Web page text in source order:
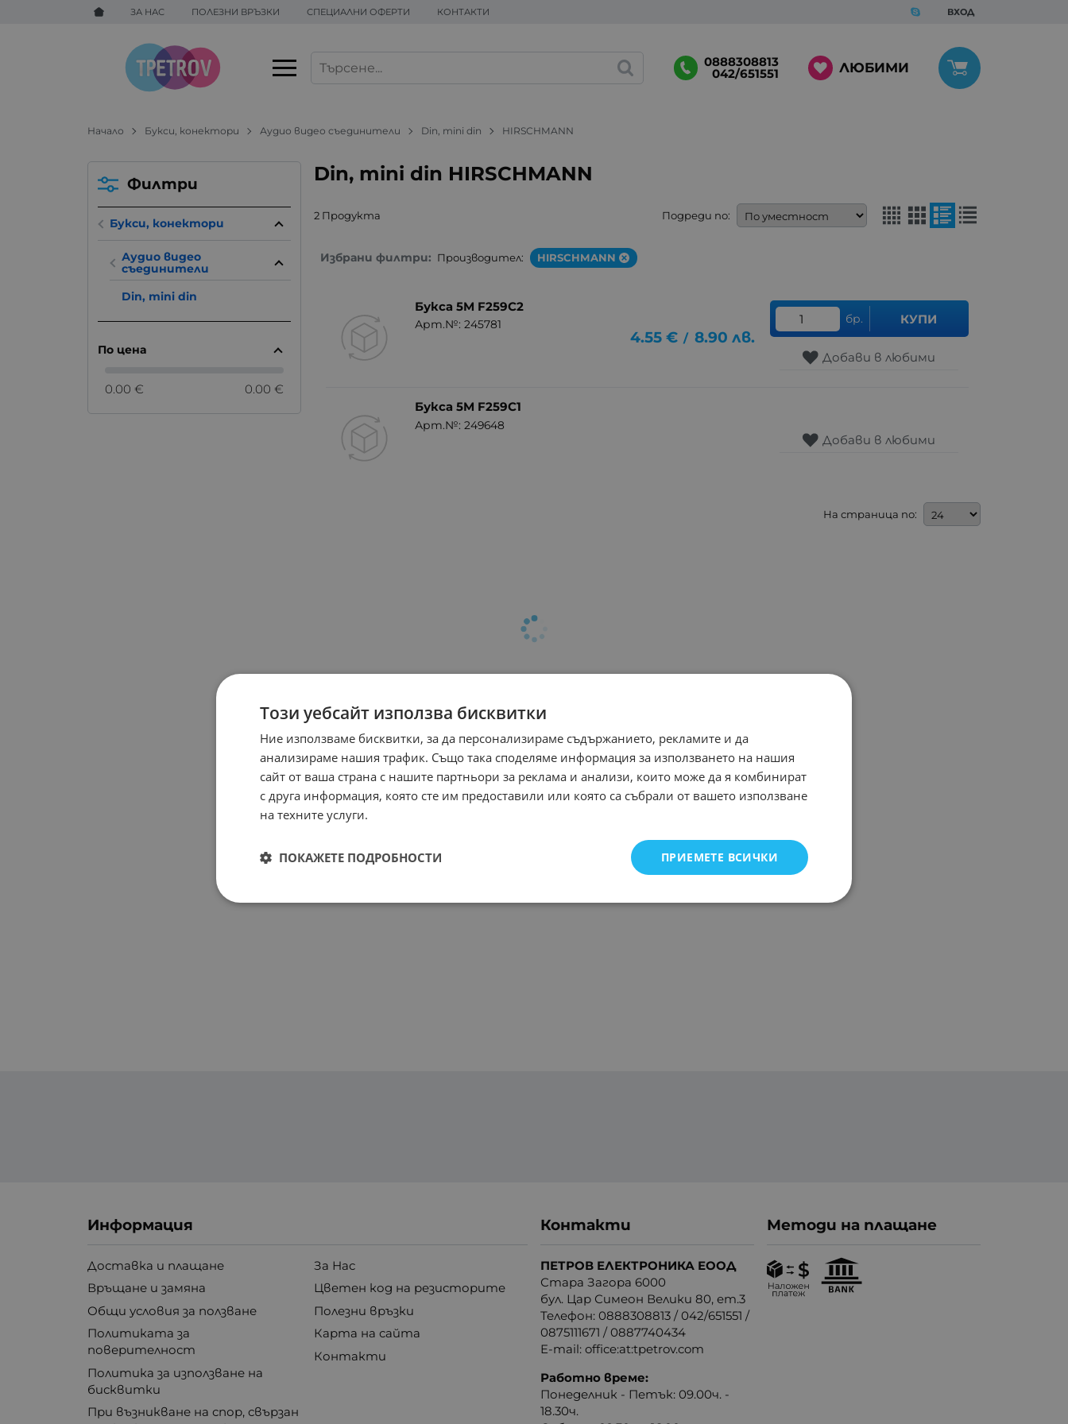
ЗА НАС ПОЛЕЗНИ ВРЪЗКИ СПЕЦИАЛНИ ОФЕРТИ КОНТАКТИ ВХОД
0888308813
042/651551 ЛЮБИМИ
Начало Букси, конектори Аудио видео съединители Din, mini din HIRSCHMANN
Din, mini din HIRSCHMANN
2 Продукта Подреди по:
Избрани филтри: Производител: HIRSCHMANN
Букса 5M F259C2
Арт.№: 245781
4.55 € / 8.90 лв.
бр. КУПИ
Добави в любими
Букса 5M F259C1
Арт.№: 249648
Добави в любими
На страница по:
Филтри
Букси, конектори
Аудио видео
съединители
Din, mini din
По цена
0.00 € 0.00 €
Информация
Доставка и плащане
Връщане и замяна
Общи условия за ползване
Политиката за
поверителност
Политика за използване на
бисквитки
При възникване на спор, свързан
За Нас
Цветен код на резисторите
Полезни връзки
Карта на сайта
Контакти
Контакти
ПЕТРОВ ЕЛЕКТРОНИКА ЕООД
Стара Загора 6000
бул. Цар Симеон Велики 80, ет.3
Телефон:0888308813 /042/651551 /
0875111671 /0887740434
E-mail:office:at:tpetrov.com
Работно време:
Понеделник - Петък: 09.00ч. -
18.30ч.
Методи на плащане
Този уебсайт използва бисквитки
Ние използваме бисквитки, за да персонализираме съдържанието, рекламите и да
анализираме нашия трафик. Също така споделяме информация за използването на нашия
сайт от ваша страна с нашите партньори за реклама и анализи, които може да я комбинират
с друга информация, която сте им предоставили или която са събрали от вашето използване
на техните услуги.
ПРИЕМЕТЕ ВСИЧКИ
ПОКАЖЕТЕ ПОДРОБНОСТИ